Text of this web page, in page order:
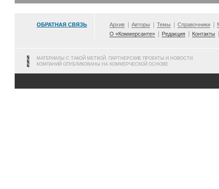
ОБРАТНАЯ СВЯЗЬ Архив Авторы Темы Справочники
О «Коммерсанте»
Редакция Контакты
МАТЕРИАЛЫ С ТАКОЙ МЕТКОЙ, ПАРТНЕРСКИЕ ПРОЕКТЫ И НОВОСТИ
КОМПАНИЙ ОПУБЛИКОВАНЫ НА КОММЕРЧЕСКОЙ ОСНОВЕ